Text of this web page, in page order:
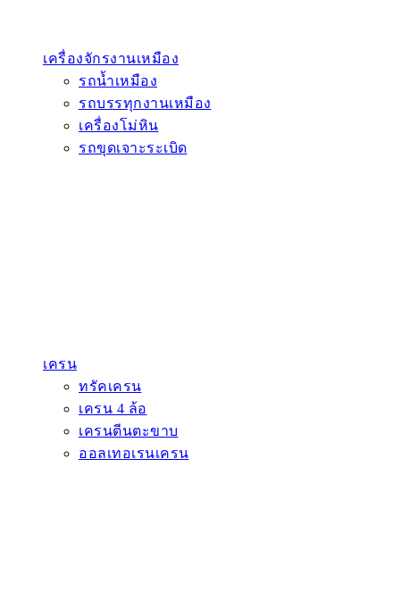
เครื่องจักรงานเหมือง
รถน้ำเหมือง
รถบรรทุกงานเหมือง
เครื่องโม่หิน
รถขุดเจาะระเบิด
เครน
ทรัคเครน
เครน 4 ล้อ
เครนตีนตะขาบ
ออลเทอเรนเครน